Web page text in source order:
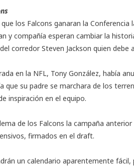
los Falcons ganaran la
y compañía esperan cambiar la
corredor Steven Jackson quien debe
en la NFL, Tony González, había
que su padre se marchara de los
inspiración en el equipo.
de los Falcons la campaña
firmados en el draft.
un calendario aparentemente